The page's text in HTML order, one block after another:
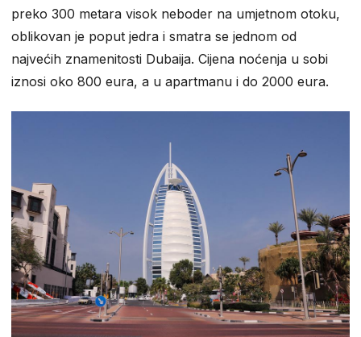
preko 300 metara visok neboder na umjetnom otoku,
oblikovan je poput jedra i smatra se jednom od
najvećih znamenitosti Dubaija. Cijena noćenja u sobi
iznosi oko 800 eura, a u apartmanu i do 2000 eura.